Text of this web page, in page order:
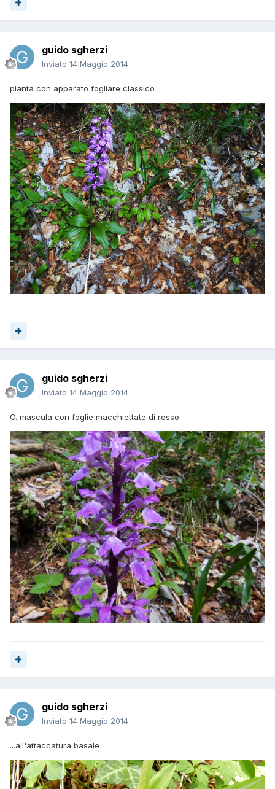
guido sgherzi
Inviato 14 Maggio 2014
pianta con apparato fogliare classico
guido sgherzi
Inviato 14 Maggio 2014
O. mascula con foglie macchiettate di rosso
guido sgherzi
Inviato 14 Maggio 2014
...all'attaccatura basale